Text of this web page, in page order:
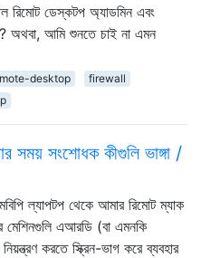
রিমোট ডেস্কটপ অ্যাডমিন এবং
অথবা, আমি শুনতে চাই না এমন
desktop
firewall
সময় সংশোধক কীগুলি ভাঙ্গা /
ল্যাপটপ থেকে আমার রিমোট ম্যাক
মেশিনগুলি এআরডি (বা এমনকি
করতে স্ক্রিন-ভাগ করে ব্যবহার